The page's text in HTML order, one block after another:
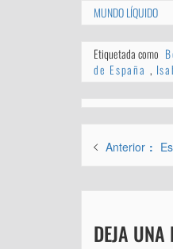
MUNDO LÍQUIDO
Etiquetada como
de España ,
de
entradas
Anterior
DEJA UNA